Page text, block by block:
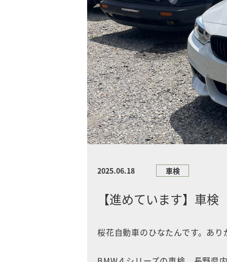
2025.06.18 車検
【進めています】
桜花自動車のひなたんです。あ